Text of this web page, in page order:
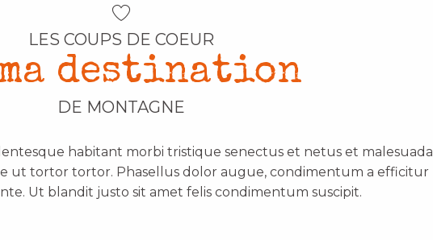
LES COUPS DE COEUR
destination
DE MONTAGNE
habitant morbi tristique senectus et netus et malesuada
ut tortor tortor. Phasellus dolor augue, condimentum a efficitur
Ut blandit justo sit amet felis condimentum suscipit.